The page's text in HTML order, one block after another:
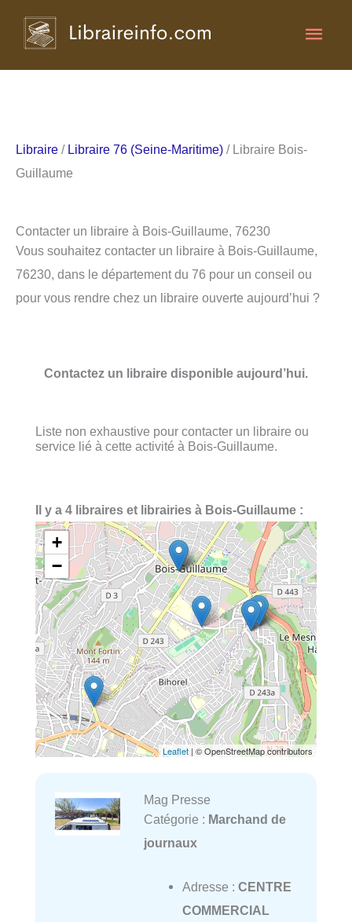
Libraire / Libraire 76 (Seine-Maritime) / Libraire Bois-
Guillaume
Contacter un libraire à Bois-Guillaume, 76230
Vous souhaitez contacter un libraire à Bois-Guillaume,
76230, dans le département du 76 pour un conseil ou
pour vous rendre chez un libraire ouverte aujourd’hui ?
Contactez un libraire disponible aujourd’hui.
Liste non exhaustive pour contacter un libraire ou
service lié à cette activité à Bois-Guillaume.
Il y a 4 libraires et librairies à Bois-Guillaume :
+
−
Leaflet | © OpenStreetMap contributors
Mag Presse
Catégorie : Marchand de
journaux
Adresse : CENTRE
COMMERCIAL